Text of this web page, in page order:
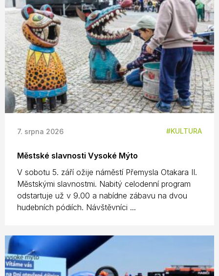
7. srpna 2026 KULTURA
Městské slavnosti Vysoké Mýto
V sobotu 5. září ožije náměstí Přemysla Otakara II.
Městskými slavnostmi. Nabitý celodenní program
odstartuje už v 9.00 a nabídne zábavu na dvou
hudebních pódiích. Návštěvníci ...